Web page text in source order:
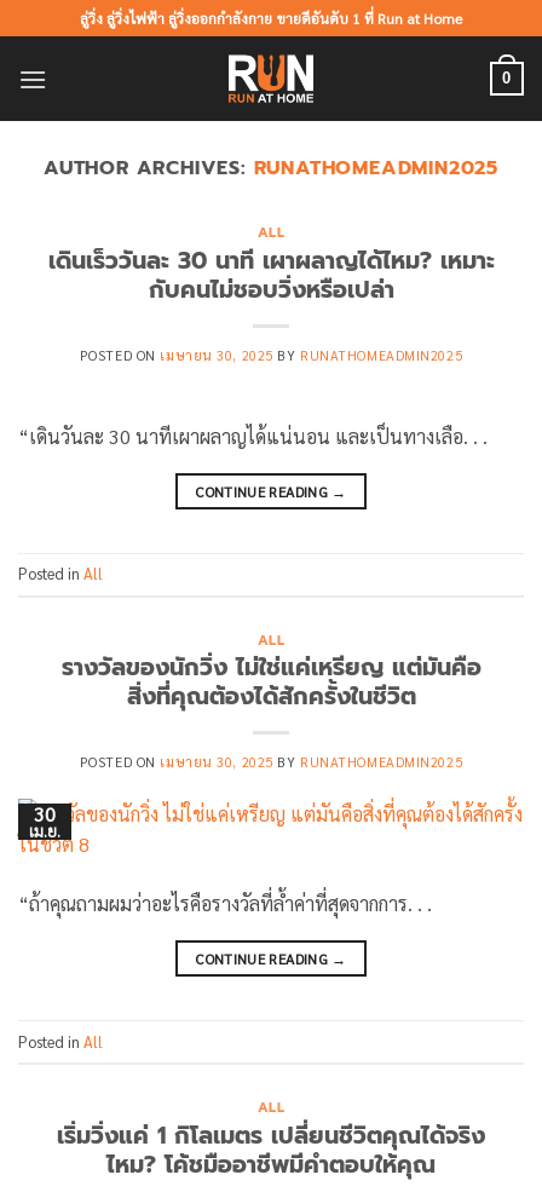
ไป
ลู่วิ่ง ลู่วิ่งไฟฟ้า ลู่วิ่งออกกำลังกาย ขายดีอันดับ 1 ที่ Run at Home
0
AUTHOR ARCHIVES: RUNATHOMEADMIN2025
ALL
เดินเร็ววันละ 30 นาที เผาผลาญได้ไหม? เหมาะ
กับคนไม่ชอบวิ่งหรือเปล่า
POSTED ON เมษายน 30, 2025 BY RUNATHOMEADMIN2025
“เดินวันละ 30 นาทีเผาผลาญได้แน่นอน และเป็นทางเลือ. . .
CONTINUE READING →
Posted in All
ALL
รางวัลของนักวิ่ง ไม่ใช่แค่เหรียญ แต่มันคือ
สิ่งที่คุณต้องได้สักครั้งในชีวิต
POSTED ON เมษายน 30, 2025 BY RUNATHOMEADMIN2025
30
เม.ย.
“ถ้าคุณถามผมว่าอะไรคือรางวัลที่ล้ำค่าที่สุดจากการ. . .
CONTINUE READING →
Posted in All
ALL
เริ่มวิ่งแค่ 1 กิโลเมตร เปลี่ยนชีวิตคุณได้จริง
ไหม? โค้ชมืออาชีพมีคำตอบให้คุณ